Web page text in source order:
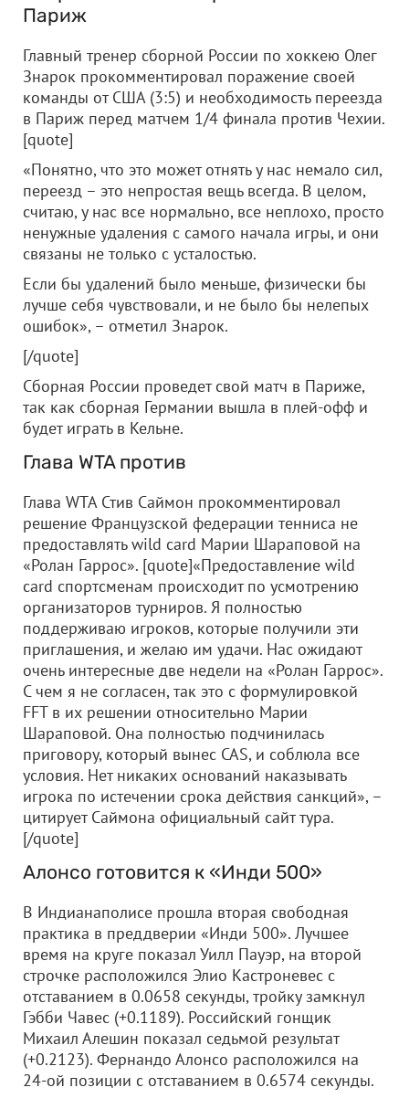
Париж
Главный тренер сборной России по хоккею Олег
Знарок прокомментировал поражение своей
команды от США (3:5) и необходимость переезда
в Париж перед матчем 1/4 финала против Чехии.
[quote]
«Понятно, что это может отнять у нас немало сил,
переезд – это непростая вещь всегда. В целом,
считаю, у нас все нормально, все неплохо, просто
ненужные удаления с самого начала игры, и они
связаны не только с усталостью.
Если бы удалений было меньше, физически бы
лучше себя чувствовали, и не было бы нелепых
ошибок», – отметил Знарок.
[/quote]
Сборная России проведет свой матч в Париже,
так как сборная Германии вышла в плей-офф и
будет играть в Кельне.
Глава WTA против
Глава WTA Стив Саймон прокомментировал
решение Французской федерации тенниса не
предоставлять wild card Марии Шараповой на
«Ролан Гаррос». [quote]«Предоставление wild
card спортсменам происходит по усмотрению
организаторов турниров. Я полностью
поддерживаю игроков, которые получили эти
приглашения, и желаю им удачи. Нас ожидают
очень интересные две недели на «Ролан Гаррос».
С чем я не согласен, так это с формулировкой
FFT в их решении относительно Марии
Шараповой. Она полностью подчинилась
приговору, который вынес CAS, и соблюла все
условия. Нет никаких оснований наказывать
игрока по истечении срока действия санкций», –
цитирует Саймона официальный сайт тура.
[/quote]
Алонсо готовится к «Инди 500»
В Индианаполисе прошла вторая свободная
практика в преддверии «Инди 500». Лучшее
время на круге показал Уилл Пауэр, на второй
строчке расположился Элио Кастроневес с
отставанием в 0.0658 секунды, тройку замкнул
Гэбби Чавес (+0.1189). Российский гонщик
Михаил Алешин показал седьмой результат
(+0.2123). Фернандо Алонсо расположился на
24-ой позиции с отставанием в 0.6574 секунды.